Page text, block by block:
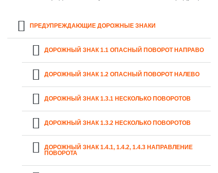
ПРЕДУПРЕЖДАЮЩИЕ ДОРОЖНЫЕ ЗНАКИ
ДОРОЖНЫЙ ЗНАК 1.1 ОПАСНЫЙ ПОВОРОТ НАПРАВО
ДОРОЖНЫЙ ЗНАК 1.2 ОПАСНЫЙ ПОВОРОТ НАЛЕВО
ДОРОЖНЫЙ ЗНАК 1.3.1 НЕСКОЛЬКО ПОВОРОТОВ
ДОРОЖНЫЙ ЗНАК 1.3.2 НЕСКОЛЬКО ПОВОРОТОВ
ДОРОЖНЫЙ ЗНАК 1.4.1, 1.4.2, 1.4.3 НАПРАВЛЕНИЕ
ПОВОРОТА